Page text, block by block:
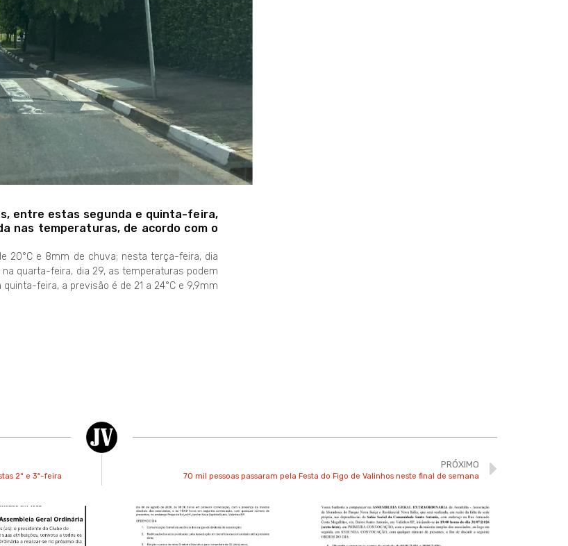
entre estas segunda e quinta-feira,
nas temperaturas, de acordo com o
20°C e 8mm de chuva; nesta terça-feira, dia
na quarta-feira, dia 29, as temperaturas podem
feira, a previsão é de 21 a 24°C e 9,9mm
2ª e 3ª-feira
PRÓXIMO
70 mil pessoas passaram pela Festa do Figo de Valinhos neste final de semana